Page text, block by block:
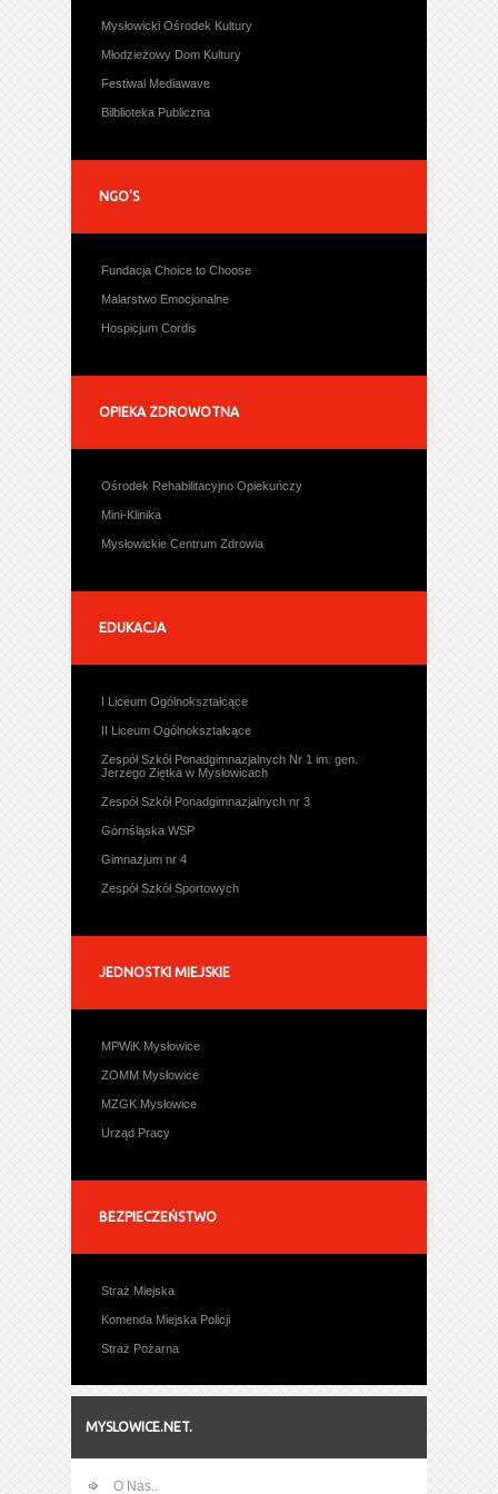
Mysłowicki Ośrodek Kultury
Młodzieżowy Dom Kultury
Festiwal Mediawave
Bilblioteka Publiczna
NGO'S
Fundacja Choice to Choose
Malarstwo Emocjonalne
Hospicjum Cordis
OPIEKA ZDROWOTNA
Ośrodek Rehabilitacyjno Opiekuńczy
Mini-Klinika
Mysłowickie Centrum Zdrowia
EDUKACJA
I Liceum Ogólnokształcące
II Liceum Ogólnokształcące
Zespół Szkół Ponadgimnazjalnych Nr 1 im. gen.
Jerzego Ziętka w Mysłowicach
Zespół Szkół Ponadgimnazjalnych nr 3
Górnśląska WSP
Gimnazjum nr 4
Zespół Szkół Sportowych
JEDNOSTKI MIEJSKIE
MPWiK Mysłowice
ZOMM Mysłowice
MZGK Mysłowice
Urząd Pracy
BEZPIECZEŃSTWO
Straż Miejska
Komenda Miejska Policji
Straż Pożarna
MYSLOWICE.NET.
O Nas..